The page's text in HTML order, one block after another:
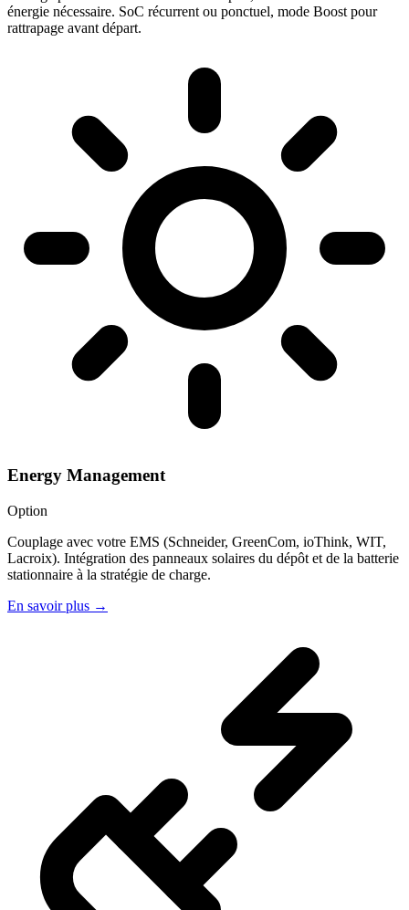
énergie nécessaire. SoC récurrent ou ponctuel, mode Boost pour
rattrapage avant départ.
Energy Management
Option
Couplage avec votre EMS (Schneider, GreenCom, ioThink, WIT,
Lacroix). Intégration des panneaux solaires du dépôt et de la batterie
stationnaire à la stratégie de charge.
En savoir plus →